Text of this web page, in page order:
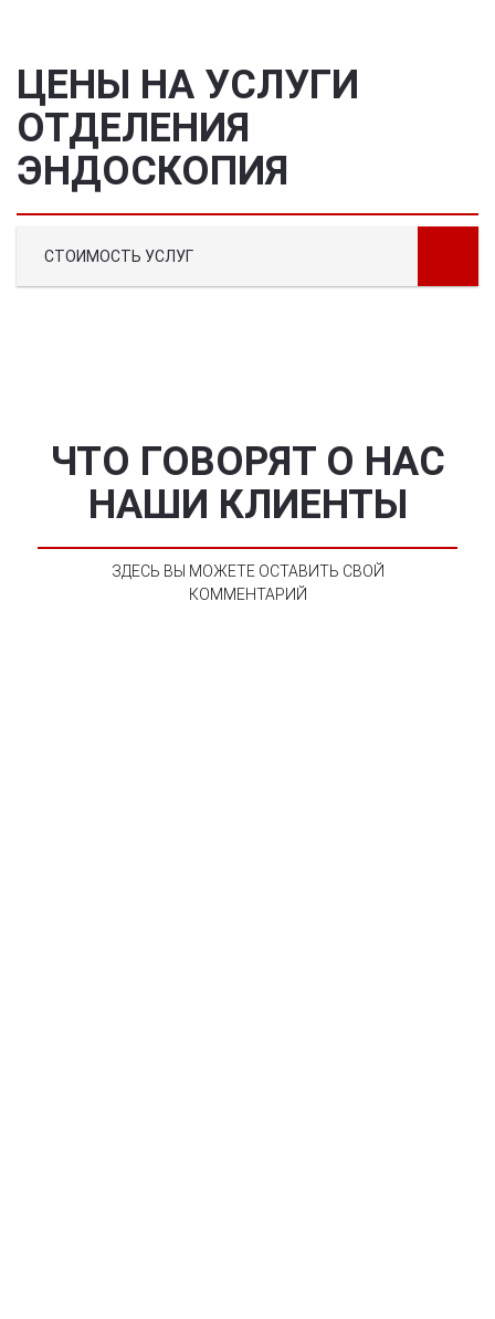
ЦЕНЫ НА УСЛУГИ
ОТДЕЛЕНИЯ
ЭНДОСКОПИЯ
СТОИМОСТЬ УСЛУГ
ЧТО ГОВОРЯТ О НАС
НАШИ КЛИЕНТЫ
ЗДЕСЬ ВЫ МОЖЕТЕ ОСТАВИТЬ СВОЙ
КОММЕНТАРИЙ